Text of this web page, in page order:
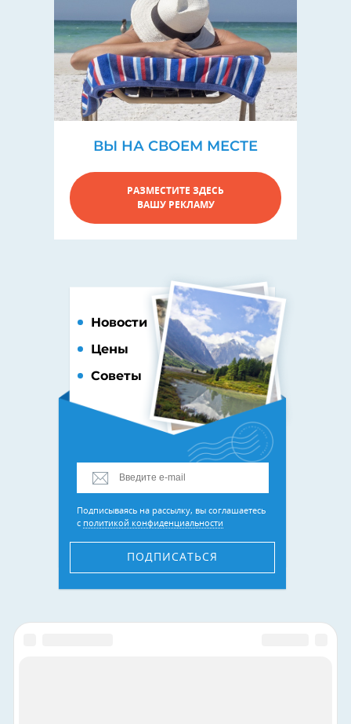
ВЫ НА СВОЕМ МЕСТЕ
РАЗМЕСТИТЕ ЗДЕСЬ
ВАШУ РЕКЛАМУ
Новости
Цены
Советы
Подписываясь на рассылку, вы соглашаетесь
с политикой конфиденциальности
ПОДПИСАТЬСЯ